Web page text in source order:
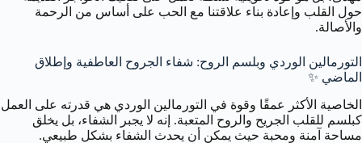
حول القلب وإعادة بناء علاقتنا مع الحب على أساس من الرحمة
والأصالة.
التورمالين الوردي وبلسم الروح: شفاء الجروح العاطفية وإطلاق
الماضي ✨
الخاصية الأكثر عمقًا وقوة في التورمالين الوردي هي قدرته على العمل
كبلسم للقلب الجريح والروح المتعبة. إنه لا يجبر الشفاء، بل يخلق
مساحة آمنة ومحبة حيث يمكن أن يحدث الشفاء بشكل طبيعي.